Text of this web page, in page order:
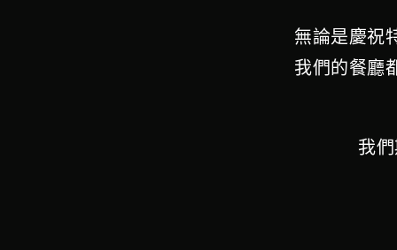
無論是慶祝
我們的餐廳
我